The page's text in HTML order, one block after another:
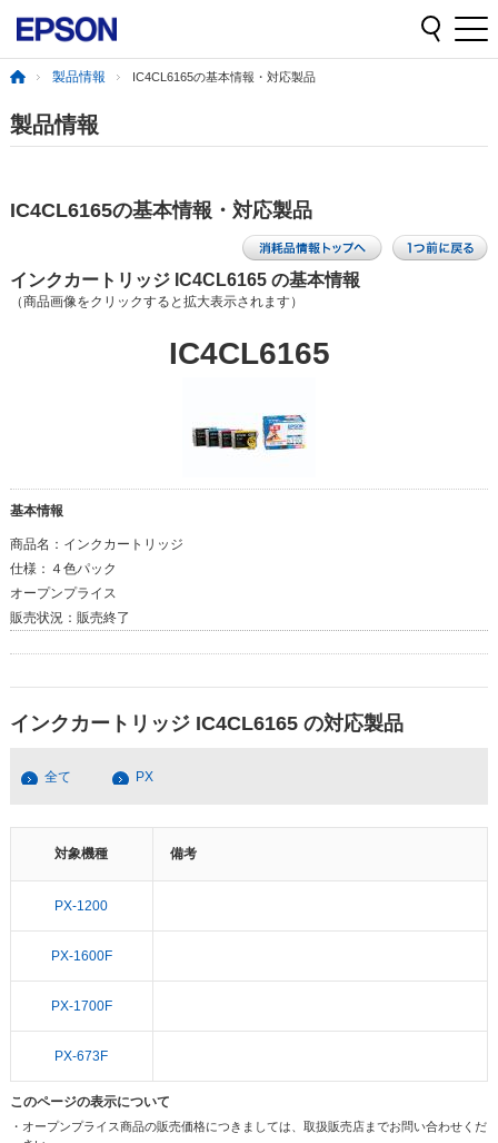
製品情報 IC4CL6165の基本情報・対応製品
製品情報
IC4CL6165の基本情報・対応製品
インクカートリッジ IC4CL6165 の基本情報
（商品画像をクリックすると拡大表示されます）
IC4CL6165
基本情報
商品名： インクカートリッジ
仕様： ４色パック
オープンプライス
販売状況： 販売終了
インクカートリッジ IC4CL6165 の対応製品
全て PX
対象機種 備考
PX-1200
PX-1600F
PX-1700F
PX-673F
このページの表示について
・オープンプライス商品の販売価格につきましては、取扱販売店までお問い合わせくだ